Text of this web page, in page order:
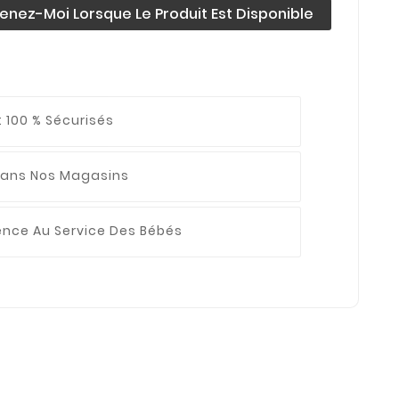
Moi Lorsque Le Produit Est Disponible
100 % Sécurisés
Nos Magasins
Au Service Des Bébés